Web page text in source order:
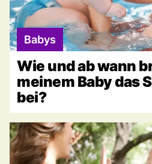
Babys
Wie und ab wann
meinem Baby das
bei?